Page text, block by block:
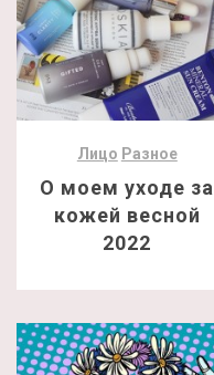
Лицо Разное
О моем уходе за
кожей весной
2022